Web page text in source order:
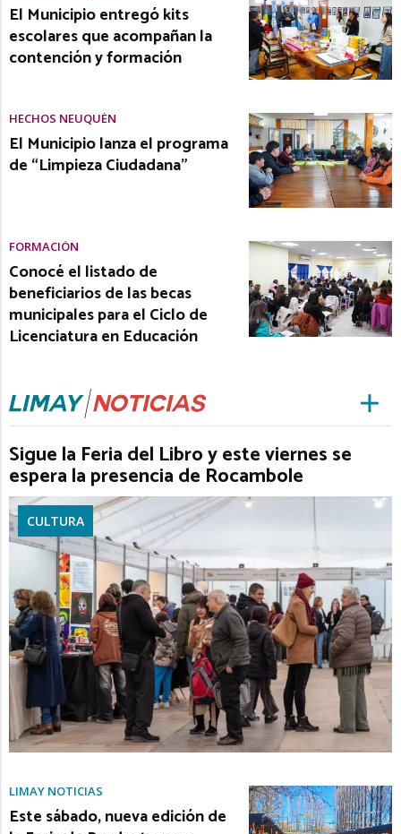
El Municipio entregó kits
escolares que acompañan la
contención y formación
HECHOS NEUQUÉN
El Municipio lanza el programa
de “Limpieza Ciudadana”
FORMACIÓN
Conocé el listado de
beneficiarios de las becas
municipales para el Ciclo de
Licenciatura en Educación
Sigue la Feria del Libro y este viernes se
espera la presencia de Rocambole
CULTURA
LIMAY NOTICIAS
Este sábado, nueva edición de